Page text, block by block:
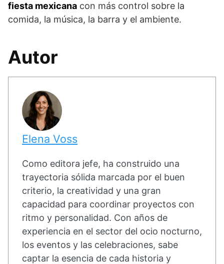
fiesta mexicana con más control sobre la
comida, la música, la barra y el ambiente.
Autor
Elena Voss
Como editora jefe, ha construido una
trayectoria sólida marcada por el buen
criterio, la creatividad y una gran
capacidad para coordinar proyectos con
ritmo y personalidad. Con años de
experiencia en el sector del ocio nocturno,
los eventos y las celebraciones, sabe
captar la esencia de cada historia y